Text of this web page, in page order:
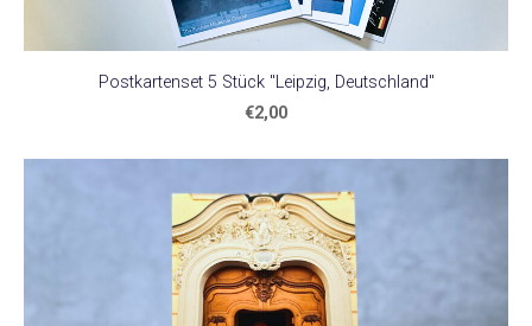
Postkartenset 5 Stück "Leipzig, Deutschland"
€2,00